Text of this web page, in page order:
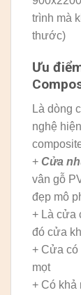
trình mà
thước)
Ưu
Là dòng
nghệ
+ Cửa
vân gỗ
đẹp mô
+ Là cửa
đó cửa
+ Cửa có
mọt
+ Có khả